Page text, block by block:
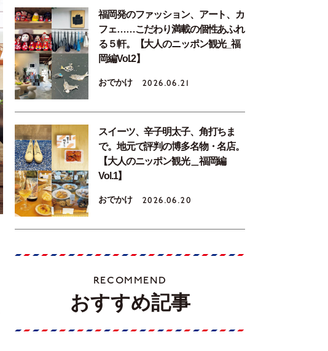
福岡発のファッション、アート、カ
フェ……こだわり満載の個性あふれ
る５軒。【大人のニッポン観光_福
岡編Vol.2】
おでかけ 2026.06.21
スイーツ、辛子明太子、角打ちま
で。地元で評判の博多名物・名店。
【大人のニッポン観光＿福岡編
Vol.1】
おでかけ 2026.06.20
RECOMMEND
おすすめ記事